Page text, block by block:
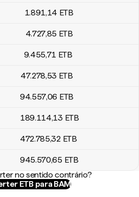
1.891,14 ETB
4.727,85 ETB
9.455,71 ETB
47.278,53 ETB
94.557,06 ETB
189.114,13 ETB
472.785,32 ETB
945.570,65 ETB
no sentido contrário?
ETB para BAM